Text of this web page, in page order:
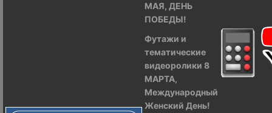
МАЯ, ДЕНЬ
ПОБЕДЫ!
Футажи и
тематические
видеоролики 8
МАРТА,
Международный
Женский День!